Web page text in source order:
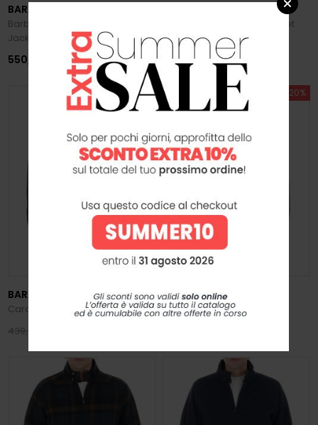
BARACUTA
Barbour x Baracuta Porton Wax
Jacket
550,00 €
Giacca G9 Harrington Jacket
399,00 € 319,20 €
SUMMER SALE -20%
BARACUTA
Carcoat in Tent Cloth
439,00 €
SUMMER SALE -20%
BARACUTA
Carcoat in Tent Cloth